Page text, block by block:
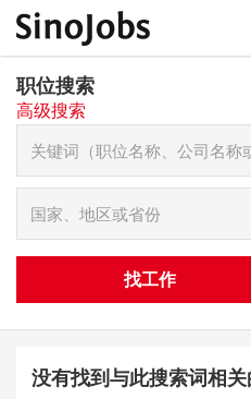
职位搜索
高级搜索
找工作
没有找到与此搜索词相